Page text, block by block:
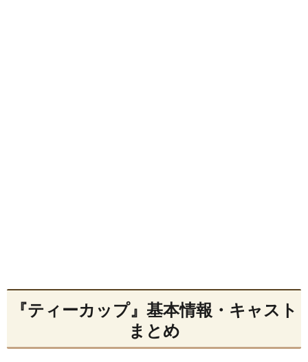
『ティーカップ』基本情報・キャスト
まとめ